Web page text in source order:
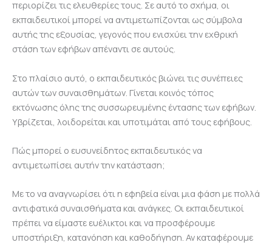
περιορίζει τις ελευθερίες τους. Σε αυτό το σχήμα, οι
εκπαιδευτικοί μπορεί να αντιμετωπίζονται ως σύμβολα
αυτής της εξουσίας, γεγονός που ενισχύει την εχθρική
στάση των εφήβων απέναντι σε αυτούς.
Στο πλαίσιο αυτό, ο εκπαιδευτικός βιώνει τις συνέπειες
αυτών των συναισθημάτων. Γίνεται κοινός τόπος
εκτόνωσης όλης της συσσωρευμένης έντασης των εφήβων.
Υβρίζεται, λοιδορείται και υποτιμάται από τους εφήβους.
Πώς μπορεί ο ευσυνείδητος εκπαιδευτικός να
αντιμετωπίσει αυτήν την κατάσταση;
Με το να αναγνωρίσει ότι η εφηβεία είναι μια φάση με πολλά
αντιφατικά συναισθήματα και ανάγκες. Οι εκπαιδευτικοί
πρέπει να είμαστε ευέλικτοι και να προσφέρουμε
υποστήριξη, κατανόηση και καθοδήγηση. Αν καταφέρουμε